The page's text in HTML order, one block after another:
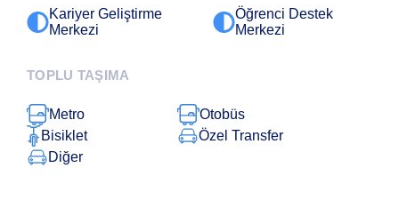
Kariyer Geliştirme
Merkezi
Öğrenci Destek
Merkezi
TOPLU TAŞIMA
Metro
Otobüs
Bisiklet
Özel Transfer
Diğer